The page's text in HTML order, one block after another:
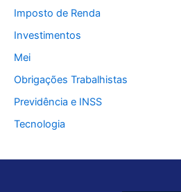
Imposto de Renda
Investimentos
Mei
Obrigações Trabalhistas
Previdência e INSS
Tecnologia